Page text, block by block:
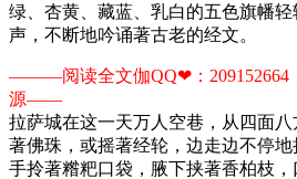
绿、杏黄、藏蓝、乳白的五色旗幡轻
声，不断地吟诵著古老的经文。
———阅读全文伽QQ❤：209152664
源—​​​​—
拉萨城在这一天万人空巷，从四面
著佛珠，或摇著经轮，边走边不停
手拎著糌粑口袋，腋下挟著香柏枝，